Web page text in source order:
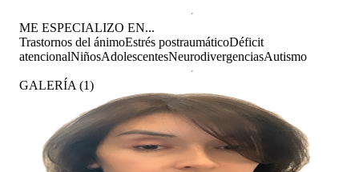
ME ESPECIALIZO EN...
Trastornos del ánimoEstrés postraumáticoDéficit
atencionalNiñosAdolescentesNeurodivergenciasAutismo
GALERÍA (1)